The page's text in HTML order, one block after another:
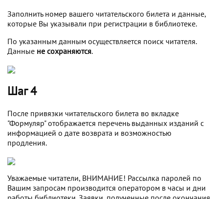
Заполнить номер вашего читательского билета и данные,
которые Вы указывали при регистрации в библиотеке.
По указанным данным осуществляется поиск читателя.
Данные не сохраняются.
Шаг 4
После привязки читательского билета во вкладке
"Формуляр" отображается перечень выданных изданий с
информацией о дате возврата и возможностью
продления.
Уважаемые читатели, ВНИМАНИЕ! Рассылка паролей по
Вашим запросам производится оператором в часы и дни